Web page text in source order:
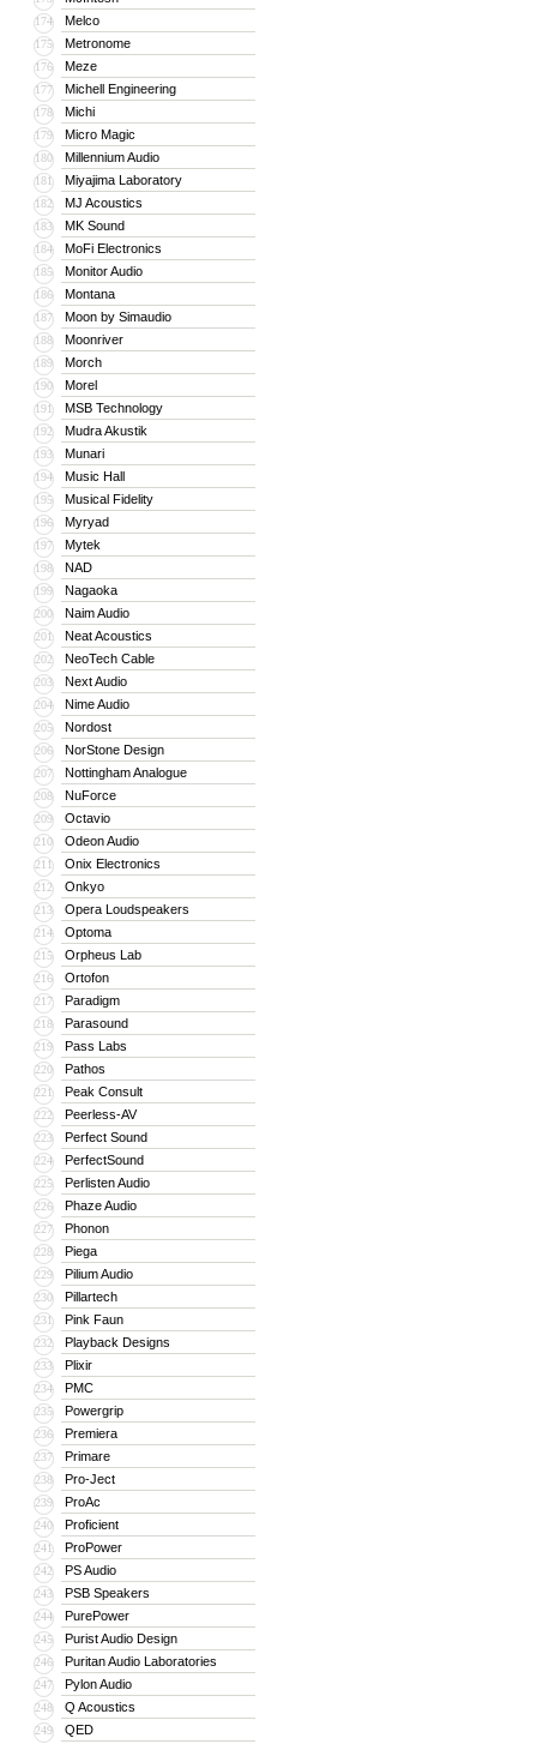
174 Melco
175 Metronome
176 Meze
177 Michell Engineering
178 Michi
179 Micro Magic
180 Millennium Audio
181 Miyajima Laboratory
182 MJ Acoustics
183 MK Sound
184 MoFi Electronics
185 Monitor Audio
186 Montana
187 Moon by Simaudio
188 Moonriver
189 Morch
190 Morel
191 MSB Technology
192 Mudra Akustik
193 Munari
194 Music Hall
195 Musical Fidelity
196 Myryad
197 Mytek
198 NAD
199 Nagaoka
200 Naim Audio
201 Neat Acoustics
202 NeoTech Cable
203 Next Audio
204 Nime Audio
205 Nordost
206 NorStone Design
207 Nottingham Analogue
208 NuForce
209 Octavio
210 Odeon Audio
211 Onix Electronics
212 Onkyo
213 Opera Loudspeakers
214 Optoma
215 Orpheus Lab
216 Ortofon
217 Paradigm
218 Parasound
219 Pass Labs
220 Pathos
221 Peak Consult
222 Peerless-AV
223 Perfect Sound
224 PerfectSound
225 Perlisten Audio
226 Phaze Audio
227 Phonon
228 Piega
229 Pilium Audio
230 Pillartech
231 Pink Faun
232 Playback Designs
233 Plixir
234 PMC
235 Powergrip
236 Premiera
237 Primare
238 Pro-Ject
239 ProAc
240 Proficient
241 ProPower
242 PS Audio
243 PSB Speakers
244 PurePower
245 Purist Audio Design
246 Puritan Audio Laboratories
247 Pylon Audio
248 Q Acoustics
249 QED